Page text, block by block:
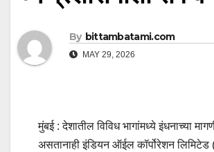
By bittambatami.com
MAY 29, 2026
मुंबई : देशातील विविध भागांमध्ये इंधनाच्या
असतानाही इंडियन ऑईल कॉर्पोरेशन